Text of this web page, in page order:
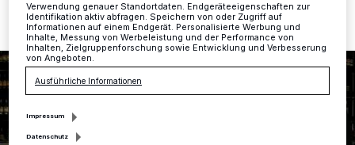
Verwendung genauer Standortdaten. Endgeräteeigenschaften zur
Identifikation aktiv abfragen. Speichern von oder Zugriff auf
Informationen auf einem Endgerät. Personalisierte Werbung und
Inhalte, Messung von Werbeleistung und der Performance von
Inhalten, Zielgruppenforschung sowie Entwicklung und Verbesserung
von Angeboten.
Ausführliche Informationen
Impressum
Datenschutz